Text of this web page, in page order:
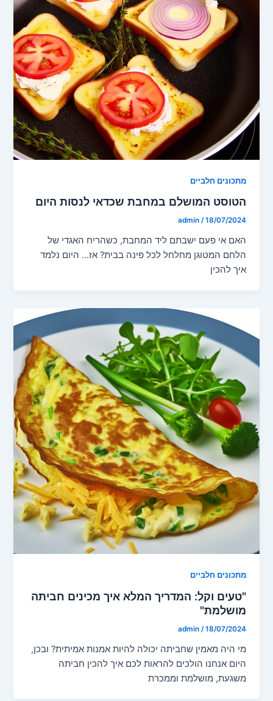
מתכונים חלביים
הטוסט המושלם במחבת שכדאי לנסות היום
admin /18/07/2024
האם אי פעם ישבתם ליד המחבת, כשהריח האגדי של
הלחם המטוגן מחלחל לכל פינה בבית? אז… היום נלמד
איך להכין
מתכונים חלביים
"טעים וקל: המדריך המלא איך מכינים חביתה
מושלמת"
admin /18/07/2024
מי היה מאמין שחביתה יכולה להיות אמנות אמיתית? ובכן,
היום אנחנו הולכים להראות לכם איך להכין חביתה
משגעת, מושלמת וממכרת